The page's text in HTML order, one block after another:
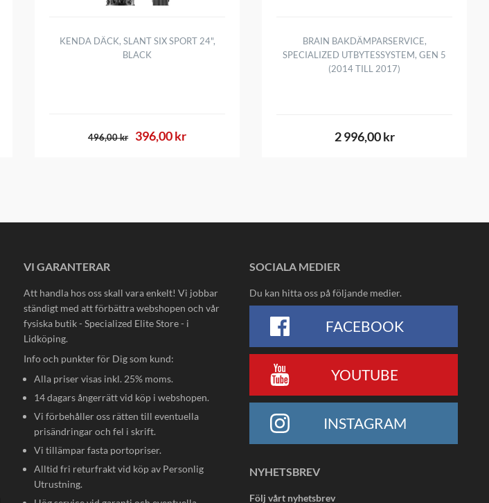
KENDA DÄCK, SLANT SIX SPORT 24",
BLACK
396,00 kr
496,00 kr
BRAIN BAKDÄMPARSERVICE,
SPECIALIZED UTBYTESSYSTEM, GEN 5
(2014 TILL 2017)
2 996,00 kr
VI GARANTERAR
Att handla hos oss skall vara enkelt! Vi jobbar
ständigt med att förbättra webshopen och vår
fysiska butik - Specialized Elite Store - i
Lidköping.
Info och punkter för Dig som kund:
Alla priser visas inkl. 25% moms.
14 dagars ångerrätt vid köp i webshopen.
Vi förbehåller oss rätten till eventuella
prisändringar och fel i skrift.
Vi tillämpar fasta portopriser.
Alltid fri returfrakt vid köp av Personlig
Utrustning.
SOCIALA MEDIER
Du kan hitta oss på följande medier.
FACEBOOK
YOUTUBE
INSTAGRAM
NYHETSBREV
Följ vårt nyhetsbrev